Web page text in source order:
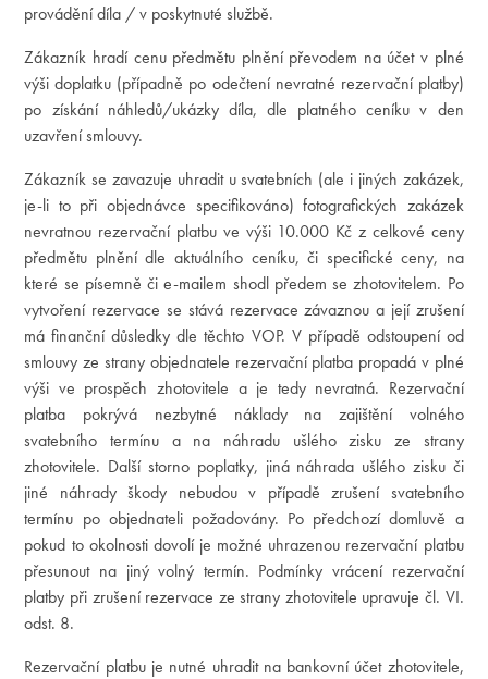
provádění díla / v poskytnuté službě.
Zákazník hradí cenu předmětu plnění převodem na účet v plné
výši doplatku (případně po odečtení nevratné rezervační platby)
po získání náhledů/ukázky díla, dle platného ceníku v den
uzavření smlouvy.
Zákazník se zavazuje uhradit u svatebních (ale i jiných zakázek,
je-li to při objednávce specifikováno) fotografických zakázek
nevratnou rezervační platbu ve výši 10.000 Kč z celkové ceny
předmětu plnění dle aktuálního ceníku, či specifické ceny, na
které se písemně či e-mailem shodl předem se zhotovitelem. Po
vytvoření rezervace se stává rezervace závaznou a její zrušení
má finanční důsledky dle těchto VOP. V případě odstoupení od
smlouvy ze strany objednatele rezervační platba propadá v plné
výši ve prospěch zhotovitele a je tedy nevratná. Rezervační
platba pokrývá nezbytné náklady na zajištění volného
svatebního termínu a na náhradu ušlého zisku ze strany
zhotovitele. Další storno poplatky, jiná náhrada ušlého zisku či
jiné náhrady škody nebudou v případě zrušení svatebního
termínu po objednateli požadovány. Po předchozí domluvě a
pokud to okolnosti dovolí je možné uhrazenou rezervační platbu
přesunout na jiný volný termín. Podmínky vrácení rezervační
platby při zrušení rezervace ze strany zhotovitele upravuje čl. VI.
odst. 8.
Rezervační platbu je nutné uhradit na bankovní účet zhotovitele,